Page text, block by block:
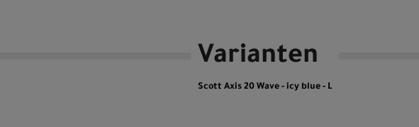
Varianten
Scott Axis 20 Wave - icy blue - L